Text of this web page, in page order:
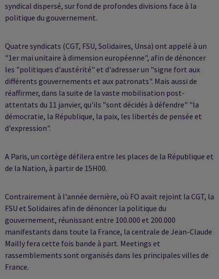
syndical dispersé, sur fond de profondes divisions face à la
politique du gouvernement.
Quatre syndicats (CGT, FSU, Solidaires, Unsa) ont appelé à un
"1er mai unitaire à dimension européenne", afin de dénoncer
les "politiques d'austérité" et d'adresser un "signe fort aux
différents gouvernements et aux patronats". Mais aussi de
réaffirmer, dans la suite de la vaste mobilisation post-
attentats du 11 janvier, qu'ils "sont décidés à défendre" "la
démocratie, la République, la paix, les libertés de pensée et
d'expression".
A Paris, un cortège défilera entre les places de la République et
de la Nation, à partir de 15H00.
Contrairement à l'année dernière, où FO avait rejoint la CGT, la
FSU et Solidaires afin de dénoncer la politique du
gouvernement, réunissant entre 100.000 et 200.000
manifestants dans toute la France, la centrale de Jean-Claude
Mailly fera cette fois bande à part. Meetings et
rassemblements sont organisés dans les principales villes de
France.